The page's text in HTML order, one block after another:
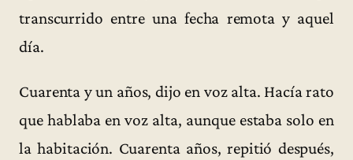
transcurrido entre una fecha remota y aquel
día.
Cuarenta y un años, dijo en voz alta. Hacía rato
que hablaba en voz alta, aunque estaba solo en
la habitación. Cuarenta años, repitió después,